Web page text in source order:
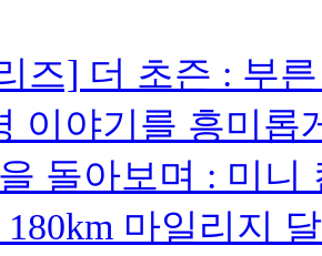
즈] 더 초즌 : 부
이야기를 흥미롭
돌아보며 : 미니
마일리지